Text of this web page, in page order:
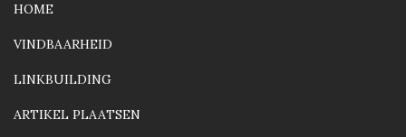
HOME
VINDBAARHEID
LINKBUILDING
ARTIKEL PLAATSEN